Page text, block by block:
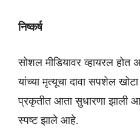
निष्कर्ष
सोशल मीडियावर व्हायरल होत
यांच्या मृत्यूचा दावा सपशेल
प्रकृतीत आता सुधारणा
स्पष्ट झाले आहे.